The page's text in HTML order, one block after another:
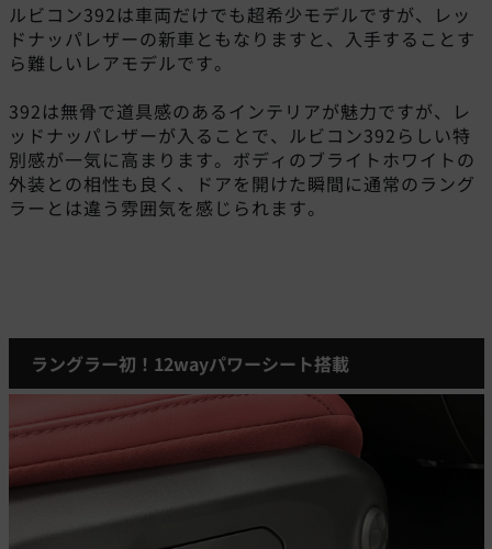
ルビコン392は車両だけでも超希少モデルですが、レッ
ドナッパレザーの新車ともなりますと、入手することす
ら難しいレアモデルです。
392は無骨で道具感のあるインテリアが魅力ですが、レ
ッドナッパレザーが入ることで、ルビコン392らしい特
別感が一気に高まります。ボディのブライトホワイトの
外装との相性も良く、ドアを開けた瞬間に通常のラング
ラーとは違う雰囲気を感じられます。
ラングラー初！12wayパワーシート搭載